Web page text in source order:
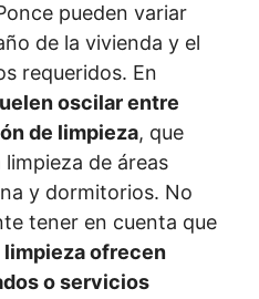
pueden variar
de la vivienda y el
requeridos. En
oscilar entre
de limpieza, que
de áreas
y dormitorios. No
tener en cuenta que
limpieza ofrecen
o servicios